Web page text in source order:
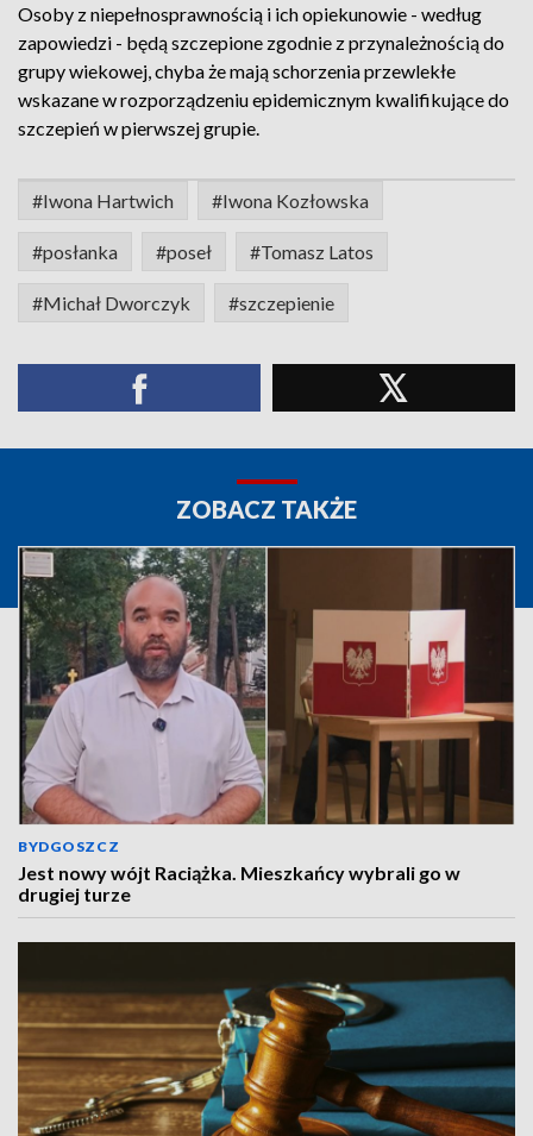
Osoby z niepełnosprawnością i ich opiekunowie - według
zapowiedzi - będą szczepione zgodnie z przynależnością do
grupy wiekowej, chyba że mają schorzenia przewlekłe
wskazane w rozporządzeniu epidemicznym kwalifikujące do
szczepień w pierwszej grupie.
#Iwona Hartwich #Iwona Kozłowska
#posłanka #poseł #Tomasz Latos
#Michał Dworczyk #szczepienie
ZOBACZ TAKŻE
BYDGOSZCZ
Jest nowy wójt Raciążka. Mieszkańcy wybrali go w
drugiej turze